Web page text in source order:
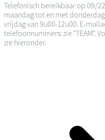
Telefonisch bereikbaar op 09/
maandag tot en met
vrijdag van 9u00-12u00. E-
telefoonnummers: zie "TEAM".
zie hieronder.